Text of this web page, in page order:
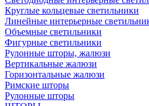
Круглые кольцевые светильники
Линейные интерьерные
Объемные светильники
Фигурные светильники
Рулонные шторы, жалюзи
Вертикальные жалюзи
Горизонтальные жалюзи
Римские шторы
Рулонные шторы